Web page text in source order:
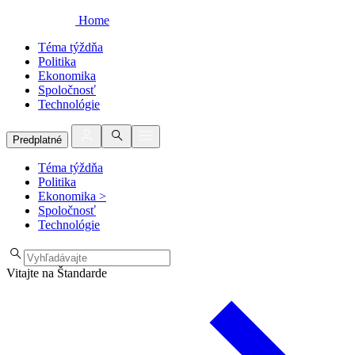
Home
Téma týždňa
Politika
Ekonomika
Spoločnosť
Technológie
Predplatné
Téma týždňa
Politika
Ekonomika >
Spoločnosť
Technológie
Vitajte na Štandarde